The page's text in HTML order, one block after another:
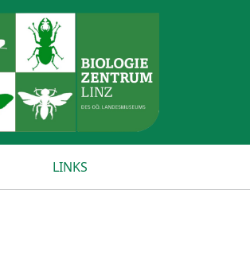
LINKS